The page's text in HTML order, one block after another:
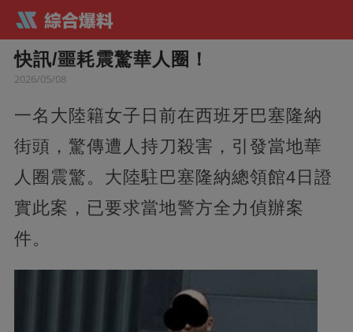
快訊/噩耗震驚華人圈！
2026/05/08
一名大陸籍女子日前在西班牙巴塞隆納
街頭，驚傳遭人持刀殺害，引發當地華
人圈震驚。大陸駐巴塞隆納總領館4日證
實此案，已要求當地警方全力偵辦案
件。